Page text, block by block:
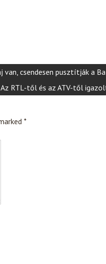
csendesen pusztítják a
Az RTL-től és az ATV-től
*